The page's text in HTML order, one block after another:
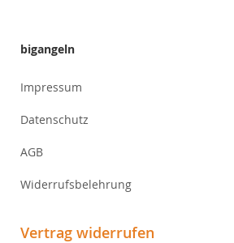
bigangeln
Impressum
Datenschutz
AGB
Widerrufsbelehrung
Vertrag widerrufen